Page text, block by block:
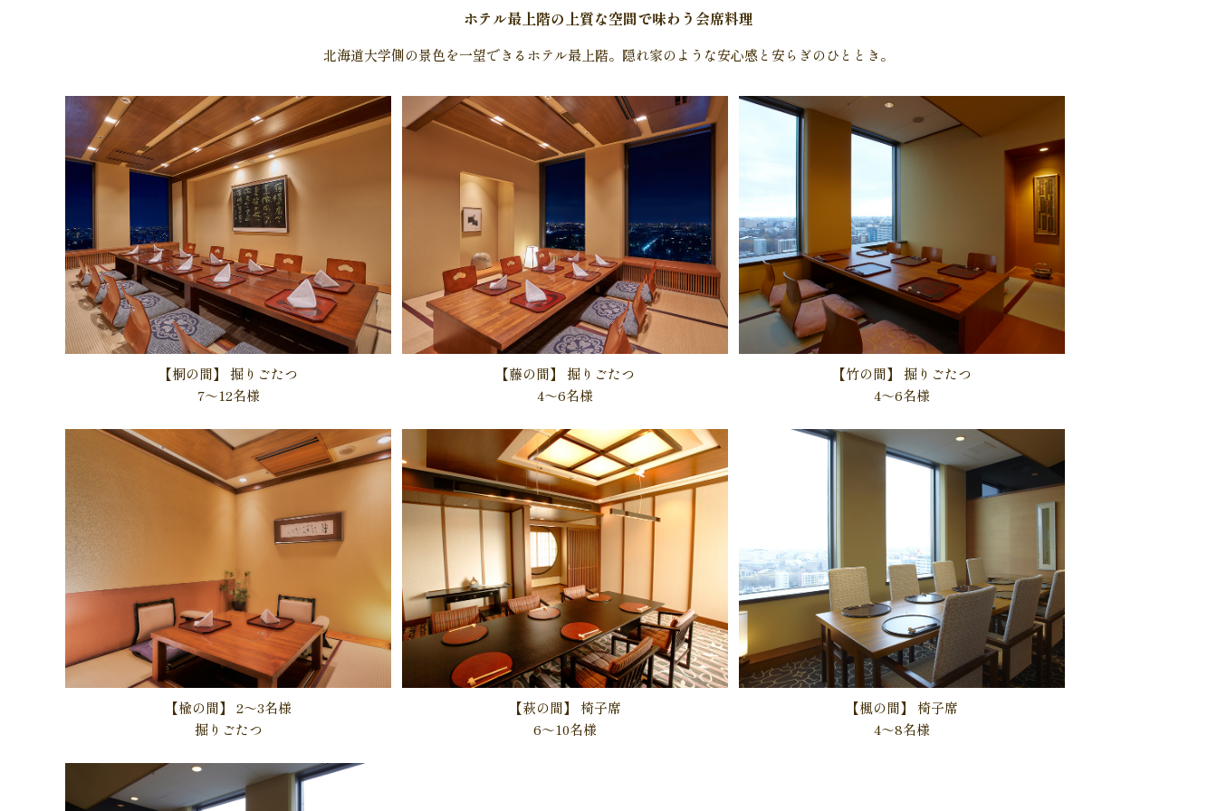
ホテル最上階の上質な空間で味わう会席料理
北海道大学側の景色を一望できるホテル最上階。隠れ家のような安心感と安らぎのひととき。
【桐の間】 掘りごたつ
7～12名様
【藤の間】 掘りごたつ
4～6名様
【竹の間】 掘りごたつ
4～6名様
【楡の間】 2～3名様
掘りごたつ
【萩の間】 椅子席
6～10名様
【楓の間】 椅子席
4～8名様